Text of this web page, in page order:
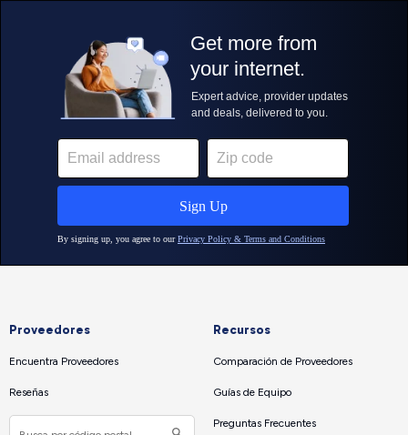
Proveedores
Encuentra Proveedores
Reseñas
Recursos
Comparación de Proveedores
Guías de Equipo
Preguntas Frecuentes